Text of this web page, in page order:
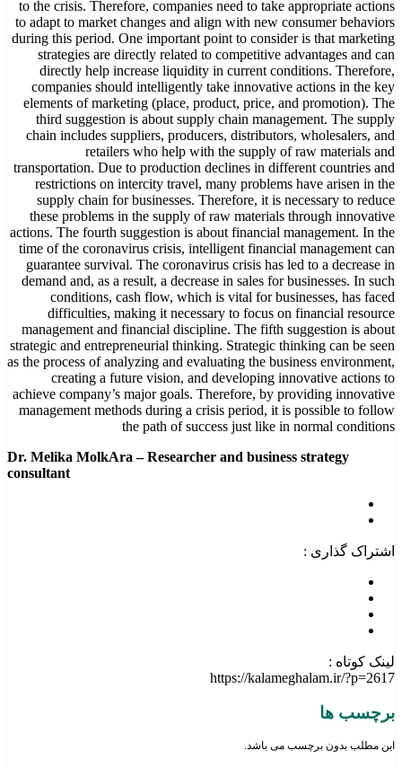
to the crisis. Therefore, companies need to take appropriate actions
to adapt to market changes and align with new consumer behaviors
during this period. One important point to consider is that marketing
strategies are directly related to competitive advantages and can
directly help increase liquidity in current conditions. Therefore,
companies should intelligently take innovative actions in the key
elements of marketing (place, product, price, and promotion). The
third suggestion is about supply chain management. The supply
chain includes suppliers, producers, distributors, wholesalers, and
retailers who help with the supply of raw materials and
transportation. Due to production declines in different countries and
restrictions on intercity travel, many problems have arisen in the
supply chain for businesses. Therefore, it is necessary to reduce
these problems in the supply of raw materials through innovative
actions. The fourth suggestion is about financial management. In the
time of the coronavirus crisis, intelligent financial management can
guarantee survival. The coronavirus crisis has led to a decrease in
demand and, as a result, a decrease in sales for businesses. In such
conditions, cash flow, which is vital for businesses, has faced
difficulties, making it necessary to focus on financial resource
management and financial discipline. The fifth suggestion is about
strategic and entrepreneurial thinking. Strategic thinking can be seen
as the process of analyzing and evaluating the business environment,
creating a future vision, and developing innovative actions to
achieve company’s major goals. Therefore, by providing innovative
management methods during a crisis period, it is possible to follow
the path of success just like in normal conditions
Dr. Melika MolkAra – Researcher and business strategy
consultant
اشتراک گذاری :
لینک کوتاه :
https://kalameghalam.ir/?p=2617
برچسب ها
این مطلب بدون برچسب می باشد.